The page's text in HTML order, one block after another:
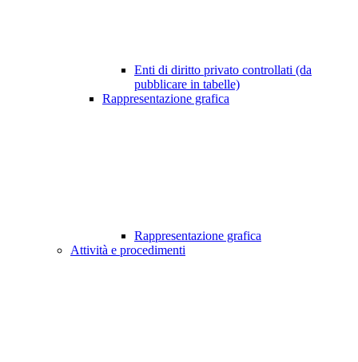
Enti di diritto privato controllati (da
pubblicare in tabelle)
Rappresentazione grafica
Rappresentazione grafica
Attività e procedimenti